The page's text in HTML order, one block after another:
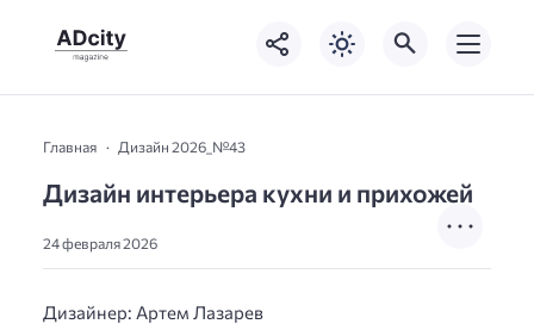
Главная Дизайн 2026_№43
Дизайн интерьера кухни и прихожей
24 февраля 2026
Дизайнер: Apтeм Лaзapeв